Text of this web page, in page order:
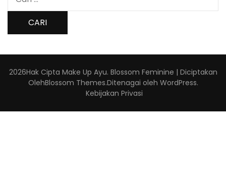
2026Hak Cipta Make Up Ayu. Blossom Feminine | Diciptakan
OlehBlossom Themes.Ditenagai oleh WordPress.
Kebijakan Privasi